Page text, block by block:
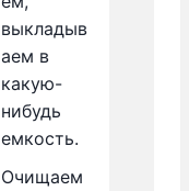
выкладыв
аем в
какую-
нибудь
емкость.
Очищаем